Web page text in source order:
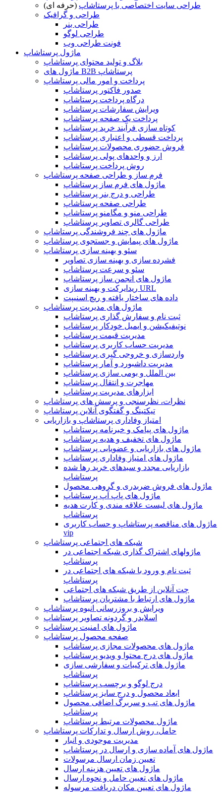
طراحی سایت اختصاصی با پرستاشاپ (حرفه ای)
طراحی و گرافیک
طراحی بنر
طراحی لوگو
فونت طراحی وب
ماژول پرستاشاپ
بلاگ و تولید محتوای پرستاشاپ
ماژول های B2B پرستاشاپ
پرداخت و امور مالی پرستاشاپ
صدور فاکتور پرستاشاپ
درگاه پرداخت پرستاشاپ
ویرایش سفارشات پرستاشاپ
پرداخت یک صفحه پرستاشاپ
کوتاه سازی فرآیند خرید پرستاشاپ
پرداخت قسطی و اعتباری پرستاشاپ
فروش حضوری محصولات پرستاشاپ
ارز و واحدهای پولی پرستاشاپ
روش پرداخت پرستاشاپ
فرم ساز و طراحی صفحه پرستاشاپ
ماژول های فرم ساز پرستاشاپ
طراحی و درج بنر پرستاشاپ
طراحی صفحه پرستاشاپ
طراحی منو و مگامنو پرستاشاپ
طراحی گالری تصاویر پرستاشاپ
ماژول های چند فروشندگی پرستاشاپ
ماژول های پیمایش و جستجوی پرستاشاپ
سئو و بهینه سازی پرستاشاپ
فشرده سازی و بهینه سازی تصاویر
سئو و سرعت پرستاشاپ
ماژول های انجمن ساز پرستاشاپ
ریدایرکت و بهینه سازی URL
داده های ساختار یافته و ریچ اسنیپت
ماژول های مدیریت پرستاشاپ
ثبت نام و سفارش گذاری پرستاشاپ
نوتیفیکیشن و ایمیل خودکار پرستاشاپ
مدیریت قیمت پرستاشاپ
مدیریت حساب کاربری پرستاشاپ
واردسازی و خروجی گیری پرستاشاپ
مدیریت داشبورد و آمار پرستاشاپ
بین الملل و بومی سازی پرستاشاپ
مهاجرت و انتقال پرستاشاپ
ابزارهای مدیریت پرستاشاپ
نظرات، نظرسنجی و پرسش های پرستاشاپ
تیکتینگ و گفتگوی آنلاین پرستاشاپ
امتیاز وفاداری پرستاشاپ و بازاریابی
ماژول های پیامک و خبرنامه پرستاشاپ
ماژول های تخفیف و هدیه پرستاشاپ
ماژول های بازاریابی و عضویابی پرستاشاپ
ماژول های امتیاز وفاداری پرستاشاپ
بازاریابی مجدد و سبدهای خرید رها شده
پرستاشاپ
ماژول های فروش ضربدری و گروهی محصول
ماژول های پاپ آپ پرستاشاپ
ماژول های لیست علاقه مندی و کارت هدیه
پرستاشاپ
ماژول های مناقصه پرستاشاپ و حساب کاربری
vip
شبکه های اجتماعی پرستاشاپ
ماژولهای اشتراک‌ گذاری شبکه اجتماعی در
پرستاشاپ
ثبت نام و ورود با شبکه های اجتماعی در
پرستاشاپ
چت آنلاین از طریق شبکه های اجتماعی
ماژول های ارتباط با مشتریان پرستاشاپ
ویرایش و بروزرسانی انبوه پرستاشاپ
اسلایدر و گردونه تصاویر پرستاشاپ
ماژول های امنیت پرستاشاپ
صفحه محصول پرستاشاپ
ماژول های محصولات مجازی پرستاشاپ
ماژول های درج محتوا و ویدیو پرستاشاپ
ماژول های ترکیبات و سفارشی سازی
پرستاشاپ
درج لوگو و برچسب پرستاشاپ
ابعاد محصول و درج سایز پرستاشاپ
ماژول های تب و سربرگ اضافی محصول
پرستاشاپ
ماژول محصولات مرتبط پرستاشاپ
حامل، روش ارسال و تدارکات پرستاشاپ
مدیریت موجودی و انبار
ماژول های آماده سازی و ارسال در پرستاشاپ
تعیین زمان ارسال مرسولات
ماژول های تعیین هزینه ارسال
ماژول های تعیین حامل و نحوه ارسال
ماژول های تعیین مکان دریافت مرسوله